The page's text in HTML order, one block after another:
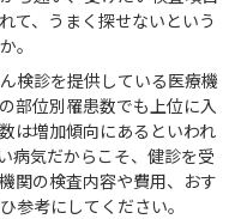
て、うまく探せないという
。
検診を提供している医療機
部位別罹患数でも上位に入
は増加傾向にあるといわれ
病気だからこそ、健診を受
関の検査内容や費用、おす
参考にしてください。